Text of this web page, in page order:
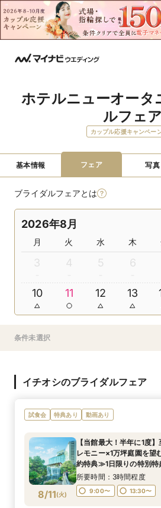
ホテルニューオータ
ルフェア
カップル応援キャンペー
基本情報 フェア 写真
ブライダルフェアとは
2026年8月
月 火 水 木
3 4 5 6
10 11 12 13
条件未選択
イチオシのブライダルフェア
試食会 特典あり 動画あり
8/11(火)
【当館最大！半年に1度
レモニー×1万坪庭園を
約特典≫1日限りの特別
宴の場合、最大70万円お
所要時間：3時間程度
9:00〜 13:30〜